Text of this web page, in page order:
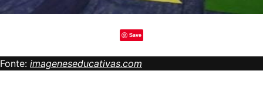
Save
Fonte: imageneseducativas.com